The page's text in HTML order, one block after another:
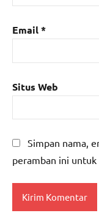
Email*
Situs Web
Simpan nama,
peramban ini